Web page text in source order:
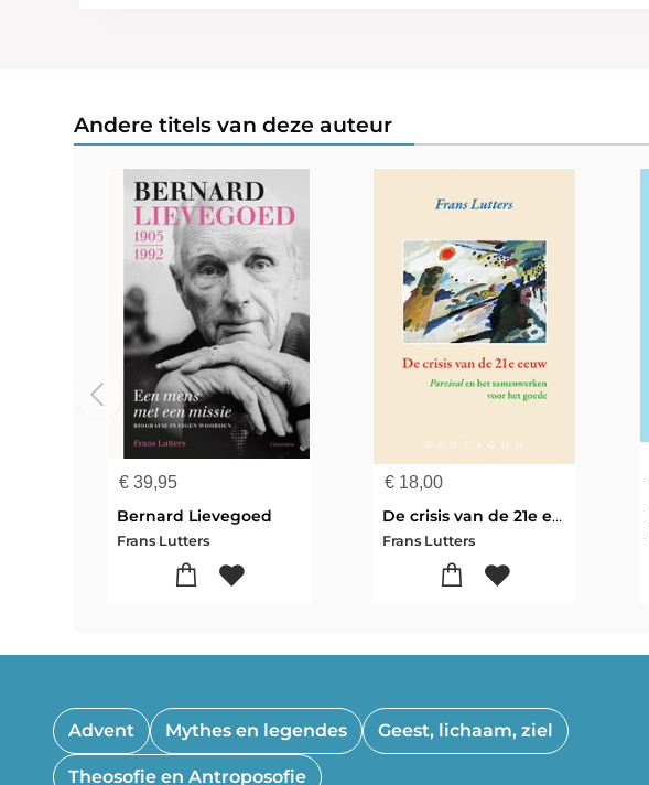
Andere titels van deze auteur
€ 39,95
Bernard Lievegoed
Frans Lutters
€ 18,00
De crisis van de 21e eeuw
Frans Lutters
Advent Mythes en legendes Geest, lichaam, ziel
Theosofie en Antroposofie